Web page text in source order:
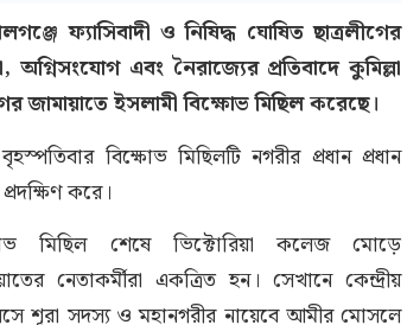
ফ্যাসিবাদী ও নিষিদ্ধ ঘোষিত ছাত্রলীগের
অগ্নিসংযোগ এবং নৈরাজ্যের প্রতিবাদে কুমিল্লা
জামায়াতে ইসলামী বিক্ষোভ মিছিল করেছে।
বিক্ষোভ মিছিলটি নগরীর প্রধান প্রধান
করে।
মিছিল শেষে ভিক্টোরিয়া কলেজ মোড়ে
নেতাকর্মীরা একত্রিত হন। সেখানে কেন্দ্রীয়
শূরা সদস্য ও মহানগরীর নায়েবে আমীর মোসলে